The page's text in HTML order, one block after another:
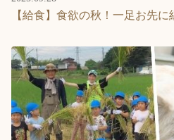
【給食】食欲の秋！一足お先